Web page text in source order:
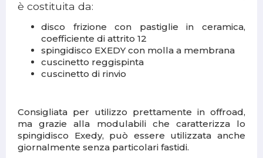
è costituita da:
disco frizione con pastiglie in ceramica,
coefficiente di attrito 12
spingidisco EXEDY con molla a membrana
cuscinetto reggispinta
cuscinetto di rinvio
Consigliata per utilizzo prettamente in offroad,
ma grazie alla modulabili che caratterizza lo
spingidisco Exedy, può essere utilizzata anche
giornalmente senza particolari fastidi.